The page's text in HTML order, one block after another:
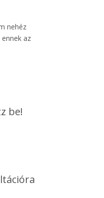
nehéz
az
be!